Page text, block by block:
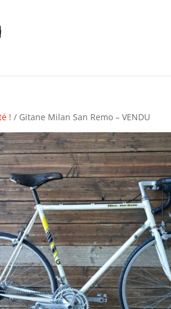
! / Gitane Milan San Remo – VENDU